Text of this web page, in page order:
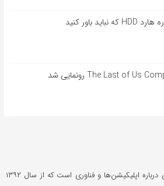
» یک رسانه فارسی درباره اپلیکیشن‌ها و فناوری است که از سال ۱۳۹۲